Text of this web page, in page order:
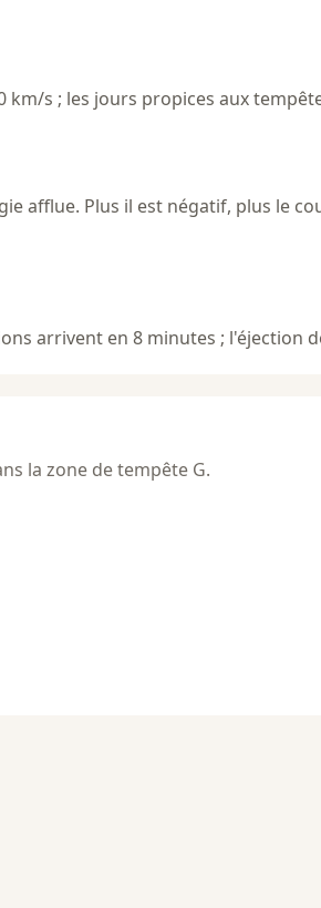
s ; les jours propices aux
afflue. Plus il est négatif, plus le
arrivent en 8 minutes ; l'éjection
la zone de tempête G.